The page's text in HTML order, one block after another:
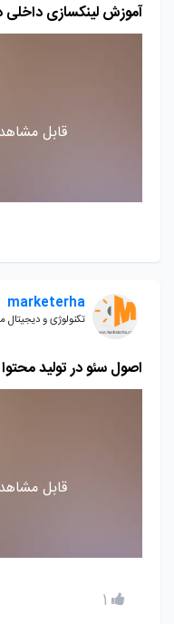
آموزش لینکسازی داخلی
قابل
marketerha
تکنولوژی و دیجیتال
اصول سئو در تولید
قابل
1